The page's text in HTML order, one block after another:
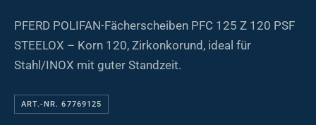
PFERD POLIFAN-Fächerscheiben PFC 125 Z 120 PSF
STEELOX – Korn 120, Zirkonkorund, ideal für
Stahl/INOX mit guter Standzeit.
ART.-NR. 67769125